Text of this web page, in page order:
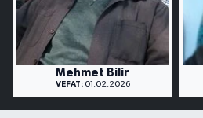
Mehmet Bilir
VEFAT:01.02.2026